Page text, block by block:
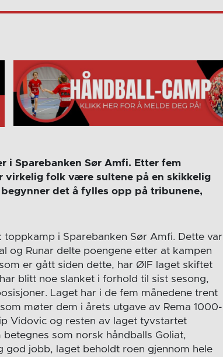
i Sparebanken Sør Amfi. Etter fem
virkelig folk være sultene på en skikkelig
det å fylles opp på tribunene,
i Sparebanken Sør Amfi. Dette var
og Runar delte poengene etter at kampen
er gått siden dette, har ØIF laget skiftet
blitt noe slanket i forhold til sist sesong,
Laget har i de fem månedene trent
møter dem i årets utgave av Rema 1000-
Vidovic og resten av laget tyvstartet
som norsk håndballs Goliat,
god jobb, laget beholdt roen gjennom hele